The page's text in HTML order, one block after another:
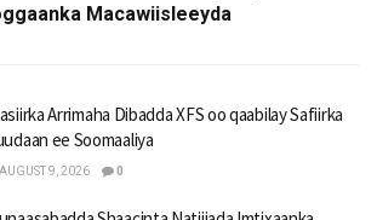
Macawiisleeyda
Arrimaha Dibadda XFS oo qaabilay Safiirka
ee Soomaaliya
AUGUST 9, 2026 0